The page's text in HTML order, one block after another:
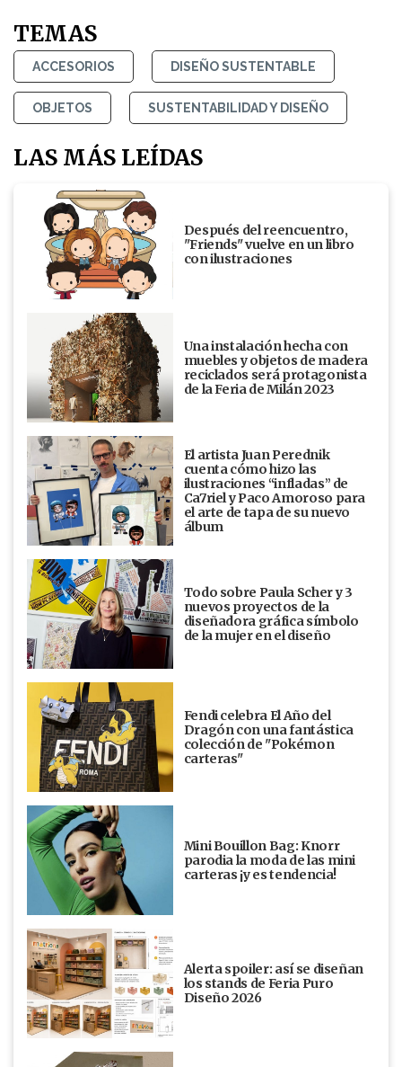
TEMAS
ACCESORIOS DISEÑO SUSTENTABLE
OBJETOS SUSTENTABILIDAD Y DISEÑO
LAS MÁS LEÍDAS
Después del reencuentro,
"Friends" vuelve en un libro
con ilustraciones
Una instalación hecha con
muebles y objetos de madera
reciclados será protagonista
de la Feria de Milán 2023
El artista Juan Perednik
cuenta cómo hizo las
ilustraciones “infladas” de
Ca7riel y Paco Amoroso para
el arte de tapa de su nuevo
álbum
Todo sobre Paula Scher y 3
nuevos proyectos de la
diseñadora gráfica símbolo
de la mujer en el diseño
Fendi celebra El Año del
Dragón con una fantástica
colección de "Pokémon
carteras"
Mini Bouillon Bag: Knorr
parodia la moda de las mini
carteras ¡y es tendencia!
Alerta spoiler: así se diseñan
los stands de Feria Puro
Diseño 2026